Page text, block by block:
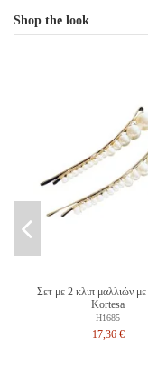
Shop the look
Σετ με 2 κλιπ μαλλιών
Kortesa
H1685
17,36 €